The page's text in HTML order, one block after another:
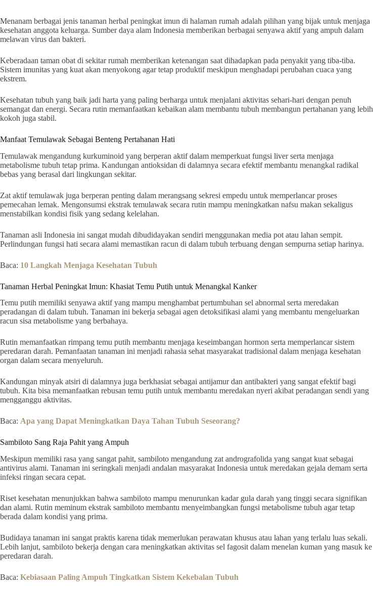
Menanam berbagai jenis tanaman herbal peningkat imun di halaman rumah adalah pilihan yang bijak untuk menjaga
kesehatan anggota keluarga. Sumber daya alam Indonesia memberikan berbagai senyawa aktif yang ampuh dalam
melawan virus dan bakteri.
Keberadaan taman obat di sekitar rumah memberikan ketenangan saat dihadapkan pada penyakit yang tiba-tiba.
Sistem imunitas yang kuat akan menyokong agar tetap produktif meskipun menghadapi perubahan cuaca yang
ekstrem.
Kesehatan tubuh yang baik jadi harta yang paling berharga untuk menjalani aktivitas sehari-hari dengan penuh
semangat dan energi. Secara rutin memanfaatkan kebaikan alam membantu tubuh membangun pertahanan yang lebih
kokoh juga stabil.
Manfaat Temulawak Sebagai Benteng Pertahanan Hati
Temulawak mengandung kurkuminoid yang berperan aktif dalam memperkuat fungsi liver serta menjaga
metabolisme tubuh tetap prima. Kandungan antioksidan di dalamnya secara efektif membantu menangkal radikal
bebas yang berasal dari lingkungan sekitar.
Zat aktif temulawak juga berperan penting dalam merangsang sekresi empedu untuk memperlancar proses
pemecahan lemak. Mengonsumsi ekstrak temulawak secara rutin mampu meningkatkan nafsu makan sekaligus
menstabilkan kondisi fisik yang sedang kelelahan.
Tanaman asli Indonesia ini sangat mudah dibudidayakan sendiri menggunakan media pot atau lahan sempit.
Perlindungan fungsi hati secara alami memastikan racun di dalam tubuh terbuang dengan sempurna setiap harinya.
Baca: 10 Langkah Menjaga Kesehatan Tubuh
Tanaman Herbal Peningkat Imun: Khasiat Temu Putih untuk Menangkal Kanker
Temu putih memiliki senyawa aktif yang mampu menghambat pertumbuhan sel abnormal serta meredakan
peradangan di dalam tubuh. Tanaman ini bekerja sebagai agen detoksifikasi alami yang membantu mengeluarkan
racun sisa metabolisme yang berbahaya.
Rutin memanfaatkan rimpang temu putih membantu menjaga keseimbangan hormon serta memperlancar sistem
peredaran darah. Pemanfaatan tanaman ini menjadi rahasia sehat masyarakat tradisional dalam menjaga kesehatan
organ dalam secara menyeluruh.
Kandungan minyak atsiri di dalamnya juga berkhasiat sebagai antijamur dan antibakteri yang sangat efektif bagi
tubuh. Kita bisa memanfaatkan rebusan temu putih untuk membantu meredakan nyeri akibat peradangan sendi yang
mengganggu aktivitas.
Baca: Apa yang Dapat Meningkatkan Daya Tahan Tubuh Seseorang?
Sambiloto Sang Raja Pahit yang Ampuh
Meskipun memiliki rasa yang sangat pahit, sambiloto mengandung zat andrografolida yang sangat kuat sebagai
antivirus alami. Tanaman ini seringkali menjadi andalan masyarakat Indonesia untuk meredakan gejala demam serta
infeksi ringan secara cepat.
Riset kesehatan menunjukkan bahwa sambiloto mampu menurunkan kadar gula darah yang tinggi secara signifikan
dan alami. Rutin meminum ekstrak sambiloto membantu menyeimbangkan fungsi metabolisme tubuh agar tetap
berada dalam kondisi yang prima.
Budidaya tanaman ini sangat praktis karena tidak memerlukan perawatan khusus atau lahan yang terlalu luas sekali.
Lebih lanjut, sambiloto bekerja dengan cara meningkatkan aktivitas sel fagosit dalam menelan kuman yang masuk ke
peredaran darah.
Baca: Kebiasaan Paling Ampuh Tingkatkan Sistem Kekebalan Tubuh